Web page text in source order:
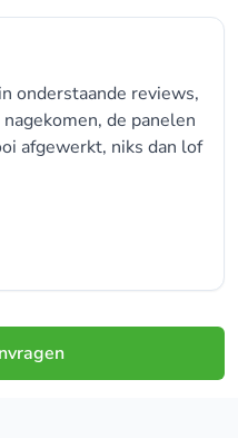
onderstaande reviews,
de panelen
afgewerkt, niks dan lof